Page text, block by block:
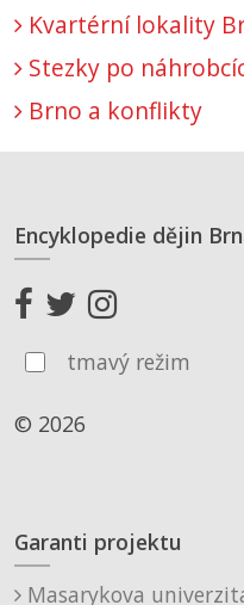
Kvartérní lokality
Stezky po
Brno a konflikty
Encyklopedie dějin
tmavý režim
© 2026
Garanti projektu
Masarykova